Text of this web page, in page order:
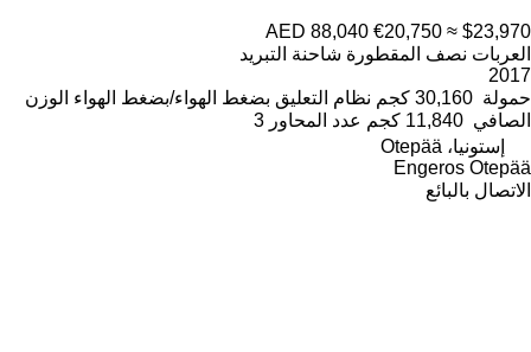
AED 88,040 €20,750 ≈ $23,970
العربات نصف المقطورة شاحنة التبريد
2017
حمولة 30,160 كجم نظام التعليق بضغط الهواء/بضغط الهواء الوزن
الصافي 11,840 كجم عدد المحاور 3
إستونيا، Otepää
Engeros Otepää
الاتصال بالبائع